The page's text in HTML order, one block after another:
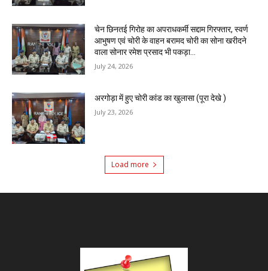
चेन छिनतई गिरोह का अपराधकर्मी सद्दाम गिरफ्तार, स्वर्ण
आभुषण एवं चोरी के वाहन बरामद चोरी का सोना खरीदने
वाला सोनार रमेश प्रसाद भी पकड़ा...
July 24, 2026
अरगोड़ा में हुए चोरी कांड का खुलासा (पूरा देखे )
July 23, 2026
Load more